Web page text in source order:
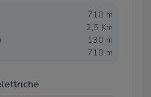
333 483 4663
710 m
2,5 Km
130 m
710 m